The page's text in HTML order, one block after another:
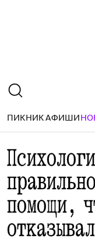
ПИКНИК АФИШИ
помощи,